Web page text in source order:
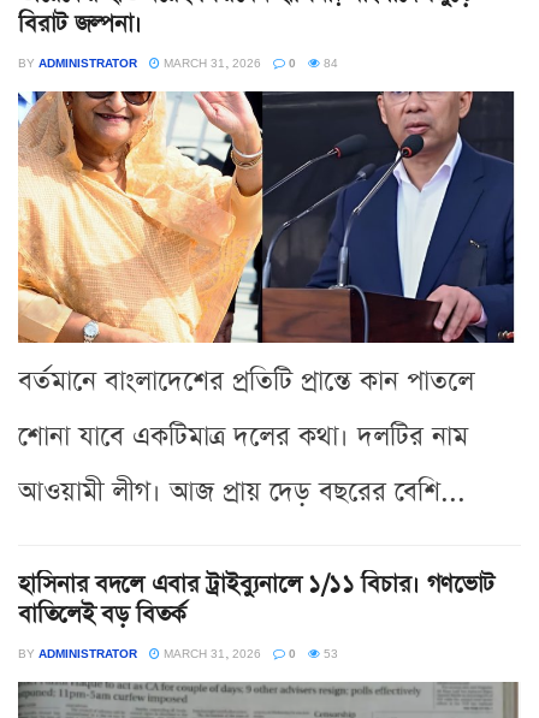
বিরাট জল্পনা।
BY ADMINISTRATOR MARCH 31, 2026 0 84
বর্তমানে বাংলাদেশের প্রতিটি প্রান্তে কান পাতলে
শোনা যাবে একটিমাত্র দলের কথা। দলটির নাম
আওয়ামী লীগ। আজ প্রায় দেড় বছরের বেশি...
হাসিনার বদলে এবার ট্রাইব্যুনালে ১/১১ বিচার। গণভোট
বাতিলেই বড় বিতর্ক
BY ADMINISTRATOR MARCH 31, 2026 0 53